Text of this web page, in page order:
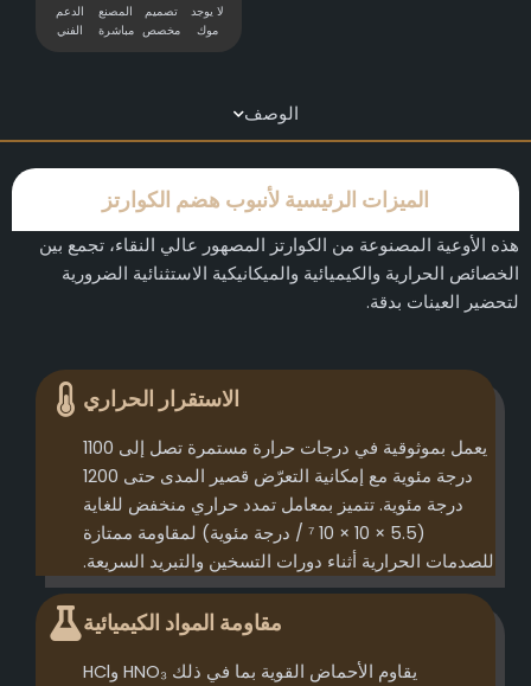
لا يوجد
موك
تصميم
مخصص
المصنع
مباشرة
الدعم
الفني
الوصف
الميزات الرئيسية لأنبوب هضم الكوارتز
هذه الأوعية المصنوعة من الكوارتز المصهور عالي النقاء، تجمع بين
الخصائص الحرارية والكيميائية والميكانيكية الاستثنائية الضرورية
لتحضير العينات بدقة.
الاستقرار الحراري
يعمل بموثوقية في درجات حرارة مستمرة تصل إلى 1100
درجة مئوية مع إمكانية التعرّض قصير المدى حتى 1200
درجة مئوية. تتميز بمعامل تمدد حراري منخفض للغاية
(5.5 × 10 × 10 ⁷ / درجة مئوية) لمقاومة ممتازة
للصدمات الحرارية أثناء دورات التسخين والتبريد السريعة.
مقاومة المواد الكيميائية
يقاوم الأحماض القوية بما في ذلك HNO₃ وHCl